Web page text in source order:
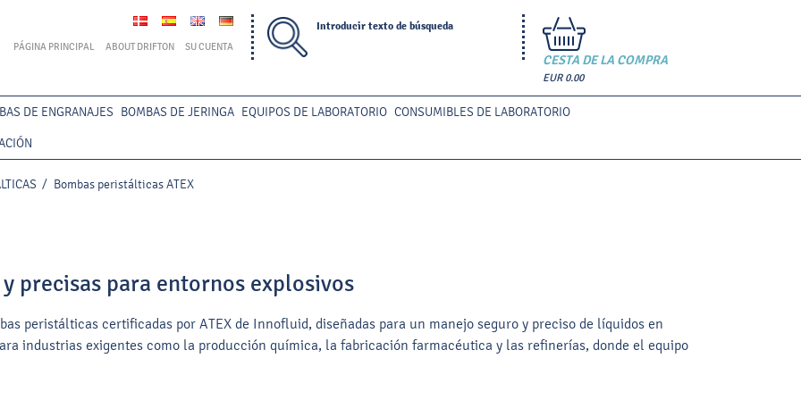
PÁGINA PRINCIPAL ABOUT DRIFTON SU CUENTA
Introducir texto de búsqueda
CESTA DE LA COMPRA
EUR 0.00
DE ENGRANAJES BOMBAS DE JERINGA EQUIPOS DE LABORATORIO CONSUMIBLES DE LABORATORIO
/ Bombas peristálticas ATEX
precisas para entornos explosivos
peristálticas certificadas por ATEX de Innofluid, diseñadas para un manejo seguro y preciso de líquidos en
industrias exigentes como la producción química, la fabricación farmacéutica y las refinerías, donde el equipo